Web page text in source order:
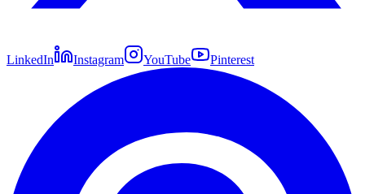
LinkedIn Instagram YouTube Pinterest